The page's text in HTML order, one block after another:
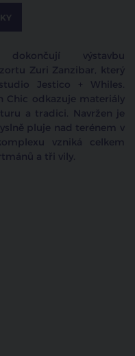
výstavbu
Zuri Zanzibar, který
Jestico + Whiles.
Chic odkazuje materiály
a tradici. Navržen je
pluje nad terénem v
vzniká celkem
a tři vily.